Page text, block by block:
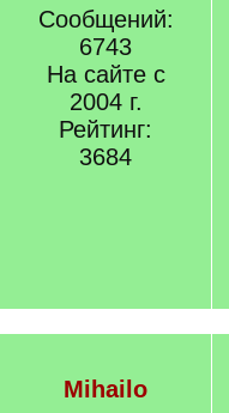
Сообщений:
6743
На сайте с
2004 г.
Рейтинг:
3684
Mihailo